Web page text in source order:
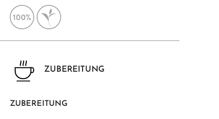
ZUBEREITUNG
ZUBEREITUNG